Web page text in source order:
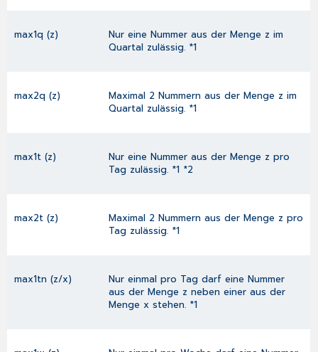
max1q (z)
Nur eine Nummer aus der Menge z im
Quartal zulässig. *1
max2q (z)
Maximal 2 Nummern aus der Menge z im
Quartal zulässig. *1
max1t (z)
Nur eine Nummer aus der Menge z pro
Tag zulässig. *1 *2
max2t (z)
Maximal 2 Nummern aus der Menge z pro
Tag zulässig. *1
max1tn (z/x)
Nur einmal pro Tag darf eine Nummer
aus der Menge z neben einer aus der
Menge x stehen. *1